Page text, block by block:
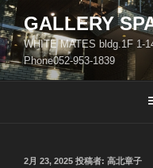
コ
ン
テ
ン
ツ
GALLERY
WHITE MATES bldg.1F 1-
Phone052-953-1839
投
2月 23, 2025 投稿者: 高北章子